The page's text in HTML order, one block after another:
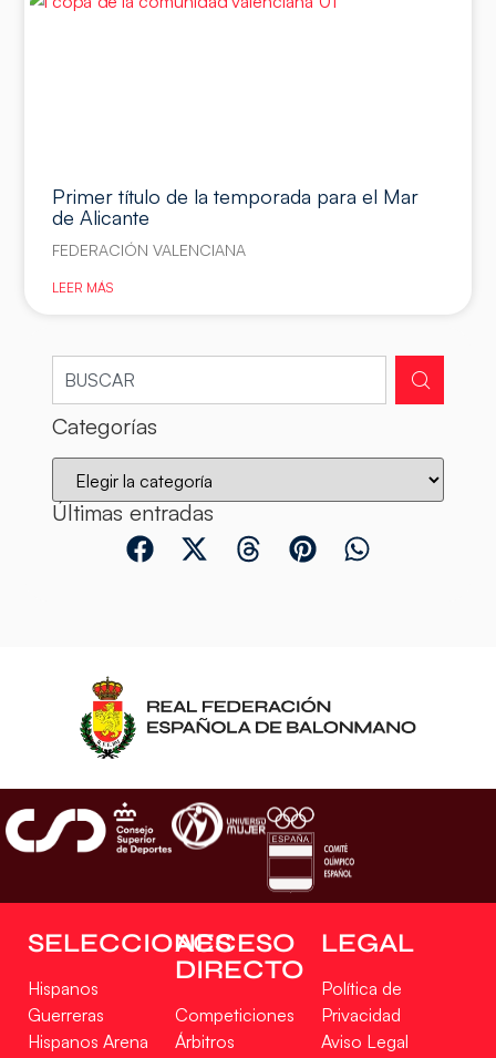
Primer título de la temporada para el Mar
de Alicante
FEDERACIÓN VALENCIANA
LEER MÁS
Categorías
Últimas entradas
SELECCIONES
Hispanos
Guerreras
Hispanos Arena
ACCESO
DIRECTO
Competiciones
Árbitros
LEGAL
Política de
Privacidad
Aviso Legal